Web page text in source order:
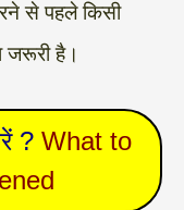
से पहले किसी
जरूरी है।
? What to